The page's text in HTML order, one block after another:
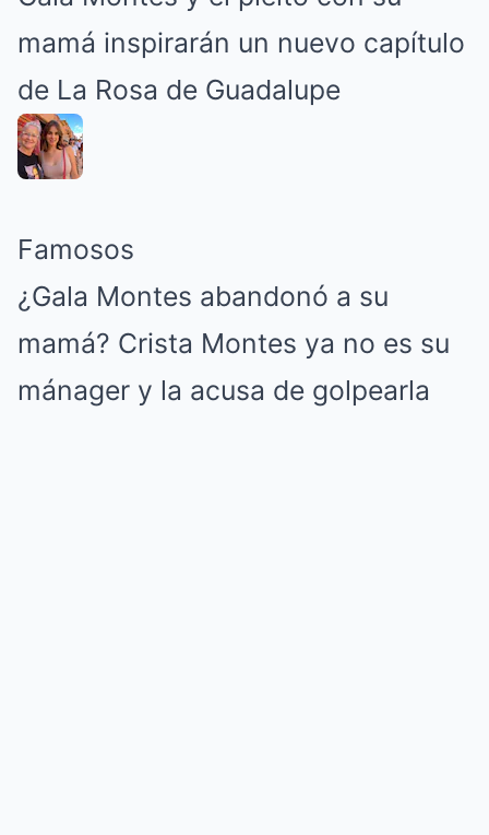
mamá inspirarán un nuevo capítulo
de La Rosa de Guadalupe
Famosos
¿Gala Montes abandonó a su
mamá? Crista Montes ya no es su
mánager y la acusa de golpearla